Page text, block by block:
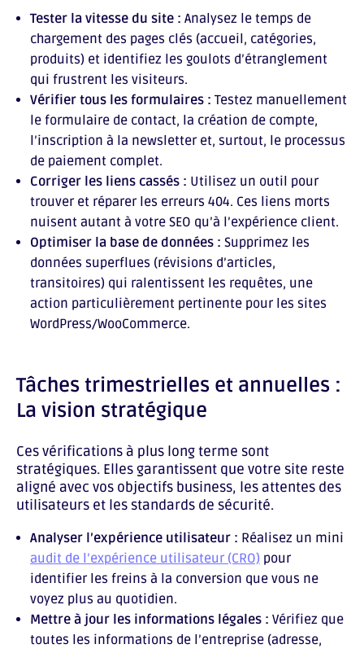
Tester la vitesse du site : Analysez le temps de
chargement des pages clés (accueil, catégories,
produits) et identifiez les goulots d’étranglement
qui frustrent les visiteurs.
Vérifier tous les formulaires : Testez manuellement
le formulaire de contact, la création de compte,
l’inscription à la newsletter et, surtout, le processus
de paiement complet.
Corriger les liens cassés : Utilisez un outil pour
trouver et réparer les erreurs 404. Ces liens morts
nuisent autant à votre SEO qu’à l’expérience client.
Optimiser la base de données : Supprimez les
données superflues (révisions d’articles,
transitoires) qui ralentissent les requêtes, une
action particulièrement pertinente pour les sites
WordPress/WooCommerce.
Tâches trimestrielles et annuelles :
La vision stratégique
Ces vérifications à plus long terme sont
stratégiques. Elles garantissent que votre site reste
aligné avec vos objectifs business, les attentes des
utilisateurs et les standards de sécurité.
Analyser l’expérience utilisateur : Réalisez un mini
audit de l’expérience utilisateur (CRO) pour
identifier les freins à la conversion que vous ne
voyez plus au quotidien.
Mettre à jour les informations légales : Vérifiez que
toutes les informations de l’entreprise (adresse,